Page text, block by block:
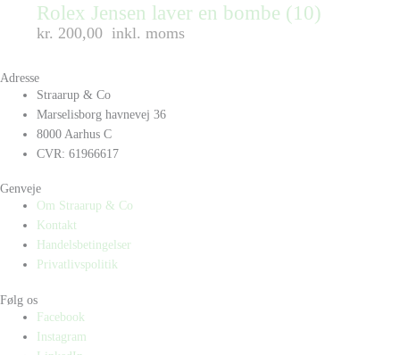
Rolex Jensen laver en bombe (10)
kr. 200,00 inkl. moms
Adresse
Straarup & Co
Marselisborg havnevej 36
8000 Aarhus C
CVR: 61966617
Genveje
Om Straarup & Co
Kontakt
Handelsbetingelser
Privatlivspolitik
Følg os
Facebook
Instagram